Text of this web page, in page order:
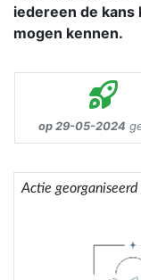
iedereen de
mogen kennen.
op 29-05-2024
Actie georganiseerd